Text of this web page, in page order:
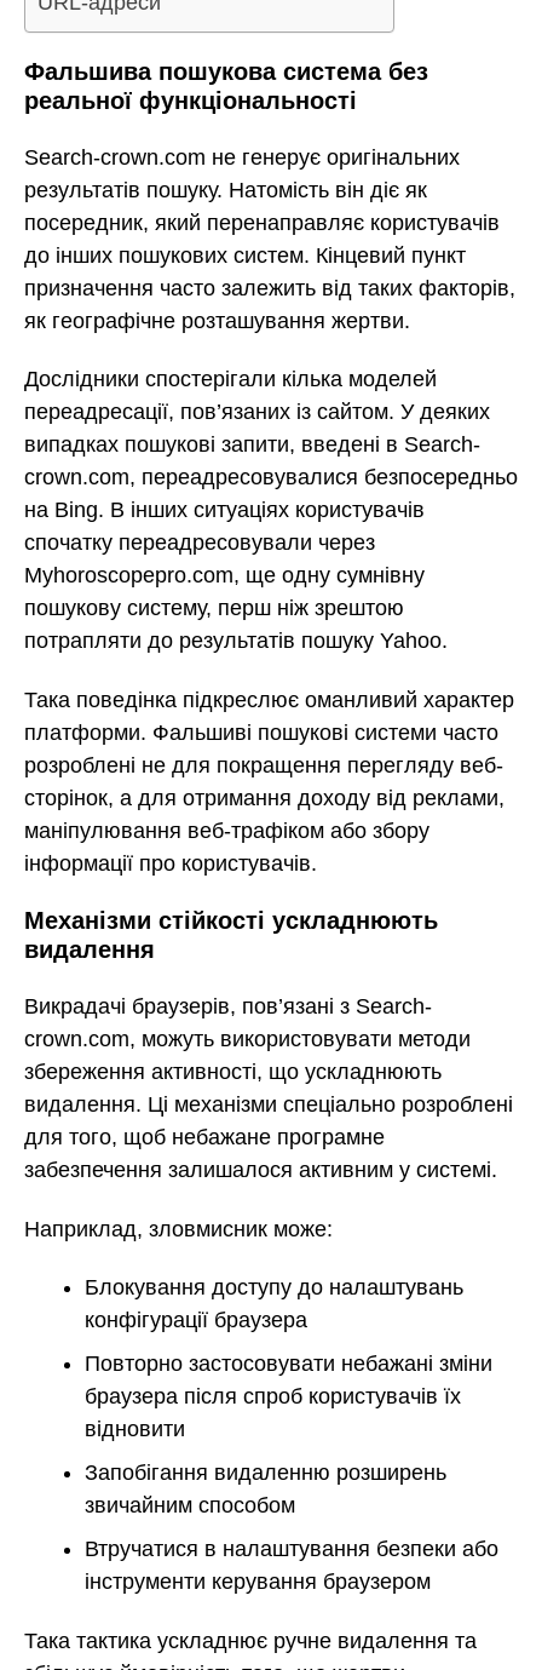
Фальшива пошукова система без
реальної функціональності
Search-crown.com не генерує оригінальних
результатів пошуку. Натомість він діє як
посередник, який перенаправляє користувачів
до інших пошукових систем. Кінцевий пункт
призначення часто залежить від таких факторів,
як географічне розташування жертви.
Дослідники спостерігали кілька моделей
переадресації, пов’язаних із сайтом. У деяких
випадках пошукові запити, введені в Search-
crown.com, переадресовувалися безпосередньо
на Bing. В інших ситуаціях користувачів
спочатку переадресовували через
Myhoroscopepro.com, ще одну сумнівну
пошукову систему, перш ніж зрештою
потрапляти до результатів пошуку Yahoo.
Така поведінка підкреслює оманливий характер
платформи. Фальшиві пошукові системи часто
розроблені не для покращення перегляду веб-
сторінок, а для отримання доходу від реклами,
маніпулювання веб-трафіком або збору
інформації про користувачів.
Механізми стійкості ускладнюють
видалення
Викрадачі браузерів, пов’язані з Search-
crown.com, можуть використовувати методи
збереження активності, що ускладнюють
видалення. Ці механізми спеціально розроблені
для того, щоб небажане програмне
забезпечення залишалося активним у системі.
Наприклад, зловмисник може:
Блокування доступу до налаштувань
конфігурації браузера
Повторно застосовувати небажані зміни
браузера після спроб користувачів їх
відновити
Запобігання видаленню розширень
звичайним способом
Втручатися в налаштування безпеки або
інструменти керування браузером
Така тактика ускладнює ручне видалення та